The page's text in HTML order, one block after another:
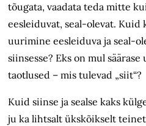
tõugata, vaadata teda mitte
eesleiduvat, seal-olevat. Kuid
uurimine eesleiduva ja seal-
siinsesse? Eks on mul
taotlused – mis tulevad „siit“?
Kuid siinse ja sealse kaks
ju ka lihtsalt ükskõikselt